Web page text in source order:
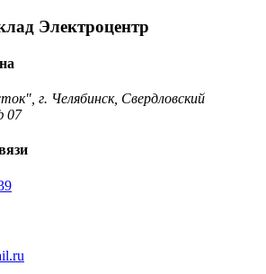
Электроцентр
г. Челябинск, Свердловский
07